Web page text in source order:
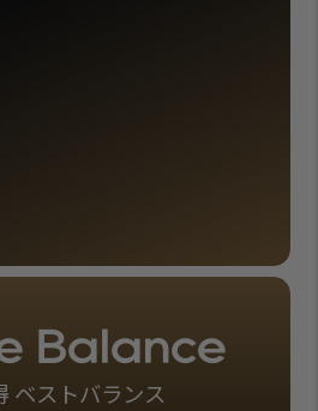
Balance
ベストバランス